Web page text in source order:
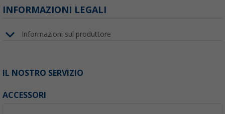
INFORMAZIONI LEGALI
Informazioni sul produttore
IL NOSTRO SERVIZIO
ACCESSORI